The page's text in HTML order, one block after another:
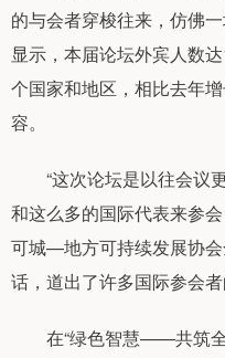
的与会者穿梭往来，仿佛
显示，本届论坛外宾人数
个国家和地区，相比去年
容。
“这次论坛是以往会议
和这么多的国际代表来参
可城—地方可持续发展协会
话，道出了许多国际参会者
在“绿色智慧——共筑全